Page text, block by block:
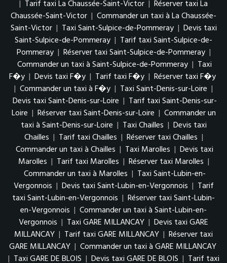
| Tarif taxi La Chaussée-Saint-Victor | Réserver taxi La
Chaussée-Saint-Victor | Commander un taxi à La Chaussée-
Saint-Victor | Taxi Saint-Sulpice-de-Pommeray | Devis taxi
Saint-Sulpice-de-Pommeray | Tarif taxi Saint-Sulpice-de-
Pommeray | Réserver taxi Saint-Sulpice-de-Pommeray |
Commander un taxi à Saint-Sulpice-de-Pommeray | Taxi
F�y | Devis taxi F�y | Tarif taxi F�y | Réserver taxi F�y
| Commander un taxi à F�y | Taxi Saint-Denis-sur-Loire |
Devis taxi Saint-Denis-sur-Loire | Tarif taxi Saint-Denis-sur-
Loire | Réserver taxi Saint-Denis-sur-Loire | Commander un
taxi à Saint-Denis-sur-Loire | Taxi Chailles | Devis taxi
Chailles | Tarif taxi Chailles | Réserver taxi Chailles |
Commander un taxi à Chailles | Taxi Marolles | Devis taxi
Marolles | Tarif taxi Marolles | Réserver taxi Marolles |
Commander un taxi à Marolles | Taxi Saint-Lubin-en-
Vergonnois | Devis taxi Saint-Lubin-en-Vergonnois | Tarif
taxi Saint-Lubin-en-Vergonnois | Réserver taxi Saint-Lubin-
en-Vergonnois | Commander un taxi à Saint-Lubin-en-
Vergonnois | Taxi GARE MILLANCAY | Devis taxi GARE
MILLANCAY | Tarif taxi GARE MILLANCAY | Réserver taxi
GARE MILLANCAY | Commander un taxi à GARE MILLANCAY
| Taxi GARE DE BLOIS | Devis taxi GARE DE BLOIS | Tarif taxi